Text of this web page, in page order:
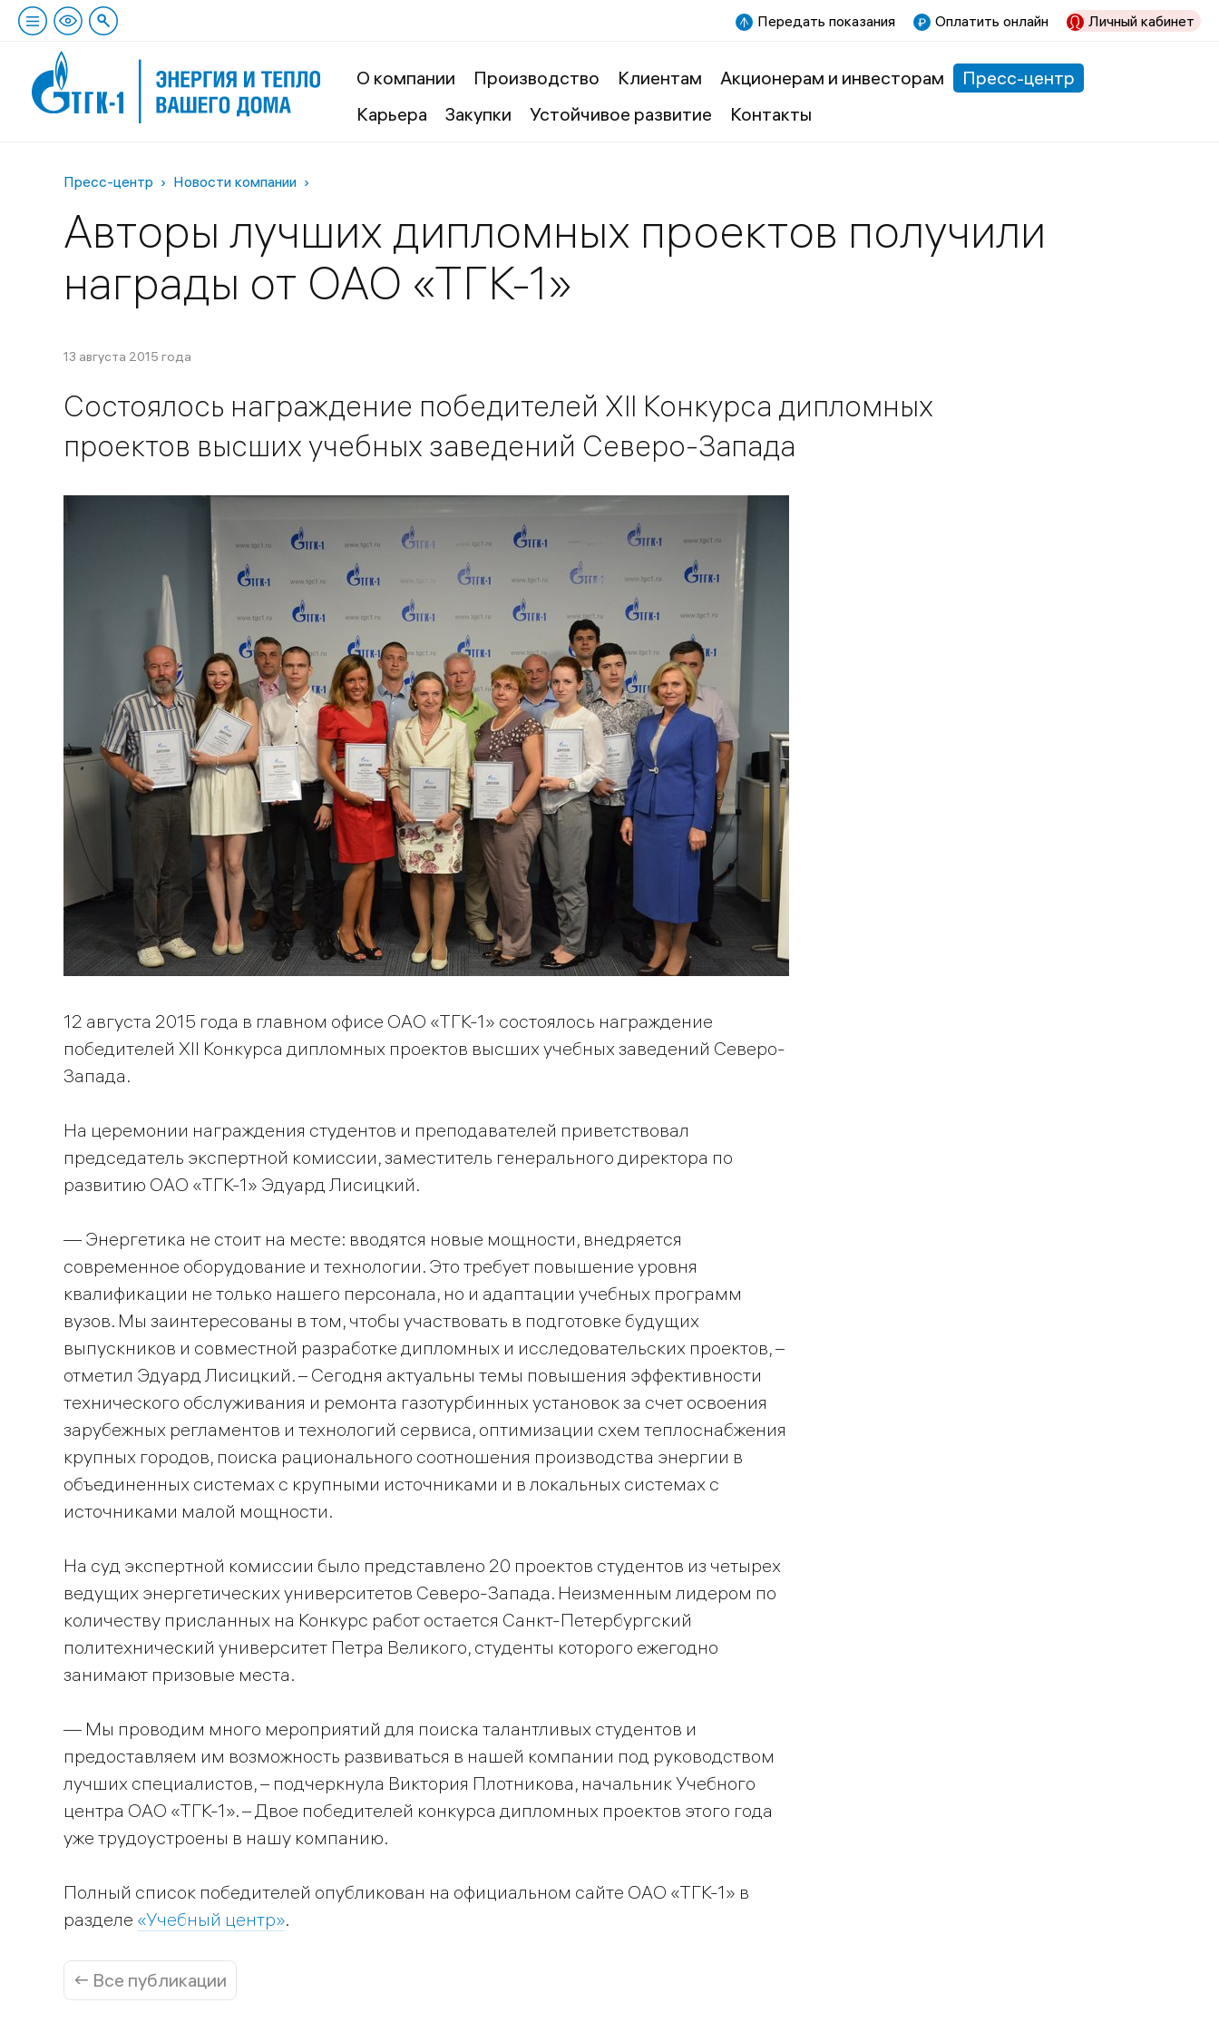
Передать показания Оплатить онлайн Личный кабинет
О компании Производство Клиентам Акционерам и инвесторам
Пресс-центр
Карьера
Закупки Устойчивое развитие Контакты
Пресс-центр Новости компании
Авторы лучших дипломных проектов получили
награды от ОАО «ТГК-1»
13 августа 2015 года
Состоялось награждение победителей ХII Конкурса дипломных
проектов высших учебных заведений Северо-Запада
12 августа 2015 года в главном офисе ОАО «ТГК-1» состоялось награждение
победителей ХII Конкурса дипломных проектов высших учебных заведений Северо-
Запада.
На церемонии награждения студентов и преподавателей приветствовал
председатель экспертной комиссии, заместитель генерального директора по
развитию ОАО «ТГК-1» Эдуард Лисицкий.
— Энергетика не стоит на месте: вводятся новые мощности, внедряется
современное оборудование и технологии. Это требует повышение уровня
квалификации не только нашего персонала, но и адаптации учебных программ
вузов. Мы заинтересованы в том, чтобы участвовать в подготовке будущих
выпускников и совместной разработке дипломных и исследовательских проектов, –
отметил Эдуард Лисицкий. – Сегодня актуальны темы повышения эффективности
технического обслуживания и ремонта газотурбинных установок за счет освоения
зарубежных регламентов и технологий сервиса, оптимизации схем теплоснабжения
крупных городов, поиска рационального соотношения производства энергии в
объединенных системах с крупными источниками и в локальных системах с
источниками малой мощности.
На суд экспертной комиссии было представлено 20 проектов студентов из четырех
ведущих энергетических университетов Северо-Запада. Неизменным лидером по
количеству присланных на Конкурс работ остается Санкт-Петербургский
политехнический университет Петра Великого, студенты которого ежегодно
занимают призовые места.
— Мы проводим много мероприятий для поиска талантливых студентов и
предоставляем им возможность развиваться в нашей компании под руководством
лучших специалистов, – подчеркнула Виктория Плотникова, начальник Учебного
центра ОАО «ТГК-1». – Двое победителей конкурса дипломных проектов этого года
уже трудоустроены в нашу компанию.
Полный список победителей опубликован на официальном сайте ОАО «ТГК-1» в
разделе «Учебный центр».
← Все публикации